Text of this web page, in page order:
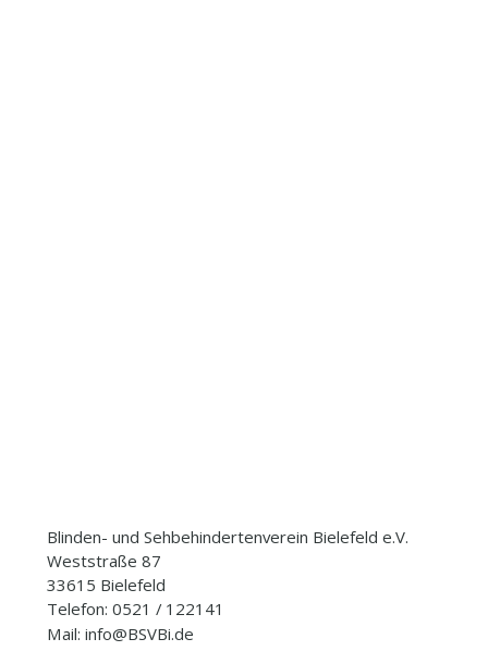
Blinden- und Sehbehindertenverein Bielefeld e.V.
Weststraße 87
33615 Bielefeld
Telefon: 0521 / 122141
Mail: info@BSVBi.de